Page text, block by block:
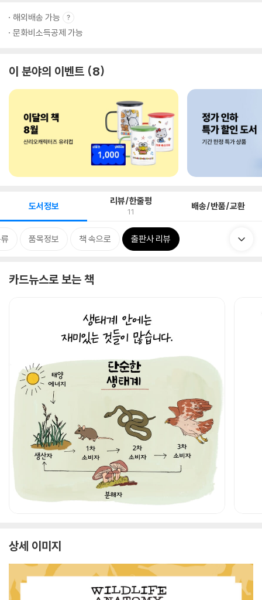
해외배송 가능
문화비소득공제 가능
이 분야의 이벤트 8
도서정보 리뷰/한줄평
11 배송/반품/교환
품목정보 책 속으로 출판사 리뷰
카드뉴스로 보는 책
상세 이미지